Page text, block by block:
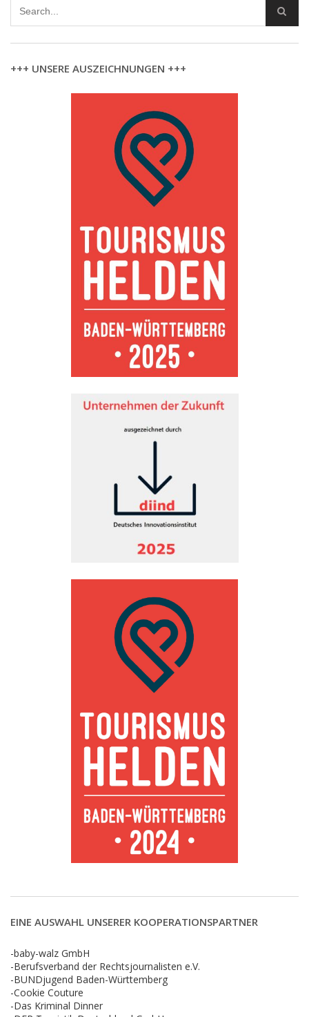
+++ UNSERE AUSZEICHNUNGEN +++
EINE AUSWAHL UNSERER KOOPERATIONSPARTNER
-baby-walz GmbH
-Berufsverband der Rechtsjournalisten e.V.
-BUNDjugend Baden-Württemberg
-Cookie Couture
-Das Kriminal Dinner